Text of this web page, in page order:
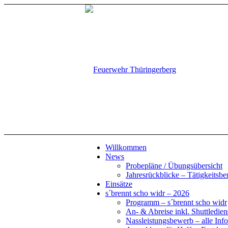
Willkommen
News
Probepläne / Übungsübersicht
Jahresrückblicke –
Einsätze
s´brennt scho widr – 2026
Programm – s´brennt scho widr
An- & Abreise inkl.
Nassleistungsbewerb – alle